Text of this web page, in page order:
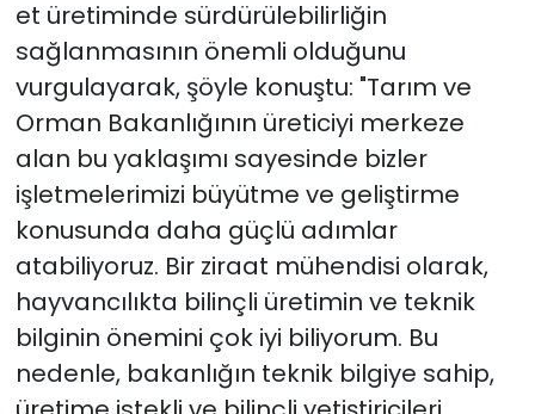
et üretiminde sürdürülebilirliğin
sağlanmasının önemli olduğunu
vurgulayarak, şöyle konuştu: "Tarım ve
Orman Bakanlığının üreticiyi merkeze
alan bu yaklaşımı sayesinde bizler
işletmelerimizi büyütme ve geliştirme
konusunda daha güçlü adımlar
atabiliyoruz. Bir ziraat mühendisi olarak,
hayvancılıkta bilinçli üretimin ve teknik
bilginin önemini çok iyi biliyorum. Bu
nedenle, bakanlığın teknik bilgiye sahip,